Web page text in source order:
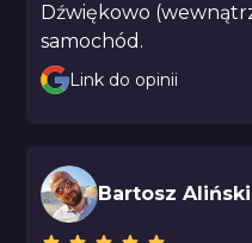
Dźwiękowo
samochód.
Link do opinii
Bartosz Aliński